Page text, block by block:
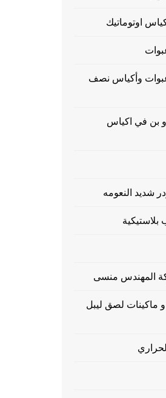
اوتوماتيك
وأكياس نصف
و بن في اكياس
شديد النعومه
بلاستيكية
المهندس منسى
ماكينات لصق ليبل